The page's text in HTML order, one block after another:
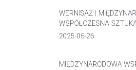
WERNISAŻ |
WSPÓŁCZESNA
2025-06-26
MIĘDZYNARODOWA